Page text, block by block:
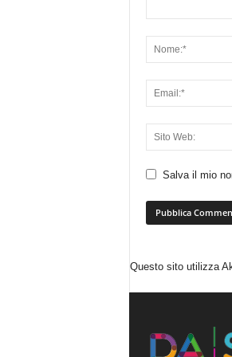
Salva il mio
Questo sito utilizza